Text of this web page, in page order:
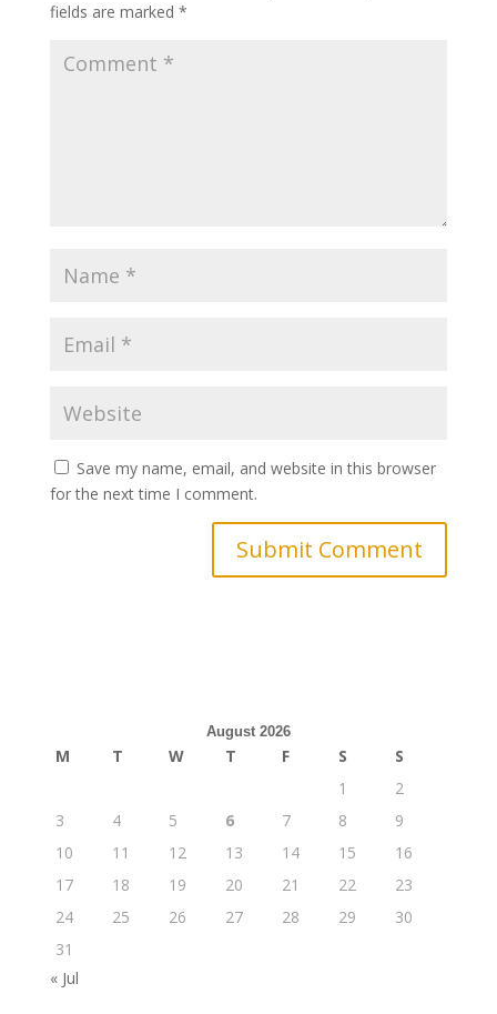
fields are marked *
Save my name, email, and website in this browser
for the next time I comment.
August 2026
M T W T F S
S
1
2
3
4 5 6 7 8
9
10
11 12 13 14 15
16
17
18 19 20 21 22
23
24
25 26 27 28 29
30
31
« Jul